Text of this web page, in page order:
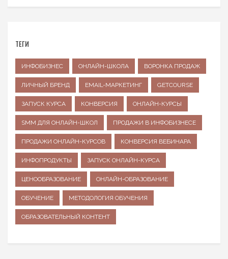
ТЕГИ
ИНФОБИЗНЕС ОНЛАЙН-ШКОЛА ВОРОНКА ПРОДАЖ
ЛИЧНЫЙ БРЕНД EMAIL-МАРКЕТИНГ GETCOURSE
ЗАПУСК КУРСА КОНВЕРСИЯ ОНЛАЙН-КУРСЫ
SMM ДЛЯ ОНЛАЙН-ШКОЛ ПРОДАЖИ В ИНФОБИЗНЕСЕ
ПРОДАЖИ ОНЛАЙН-КУРСОВ КОНВЕРСИЯ ВЕБИНАРА
ИНФОПРОДУКТЫ ЗАПУСК ОНЛАЙН-КУРСА
ЦЕНООБРАЗОВАНИЕ ОНЛАЙН-ОБРАЗОВАНИЕ
ОБУЧЕНИЕ МЕТОДОЛОГИЯ ОБУЧЕНИЯ
ОБРАЗОВАТЕЛЬНЫЙ КОНТЕНТ